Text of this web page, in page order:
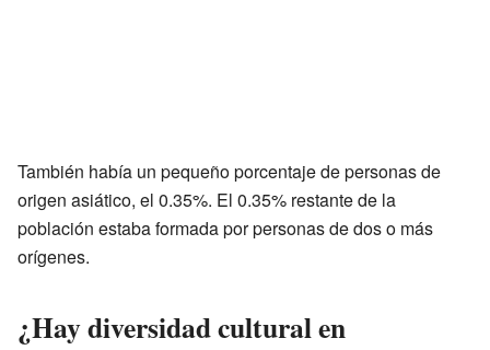
También había un pequeño porcentaje de personas de
origen asiático, el 0.35%. El 0.35% restante de la
población estaba formada por personas de dos o más
orígenes.
¿Hay diversidad cultural en